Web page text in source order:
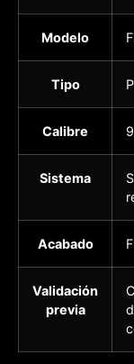
Modelo
Tipo
Calibre
Sistema
Acabado
Validación
previa